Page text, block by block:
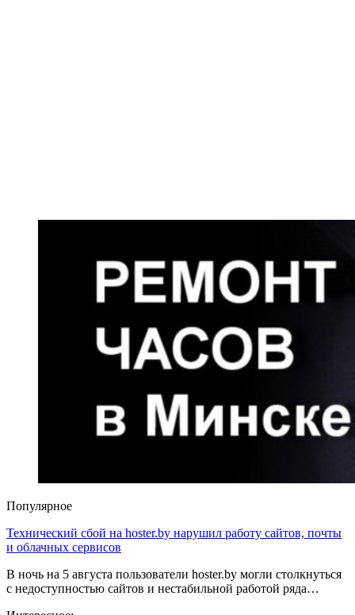
Популярное
Технический сбой на hoster.by нарушил работу сайтов, почты
и облачных сервисов
В ночь на 5 августа пользователи hoster.by могли столкнуться
с недоступностью сайтов и нестабильной работой ряда…